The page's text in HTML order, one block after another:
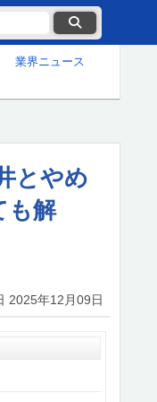
業界ニュース
とやめ
も解
2025年12月09日